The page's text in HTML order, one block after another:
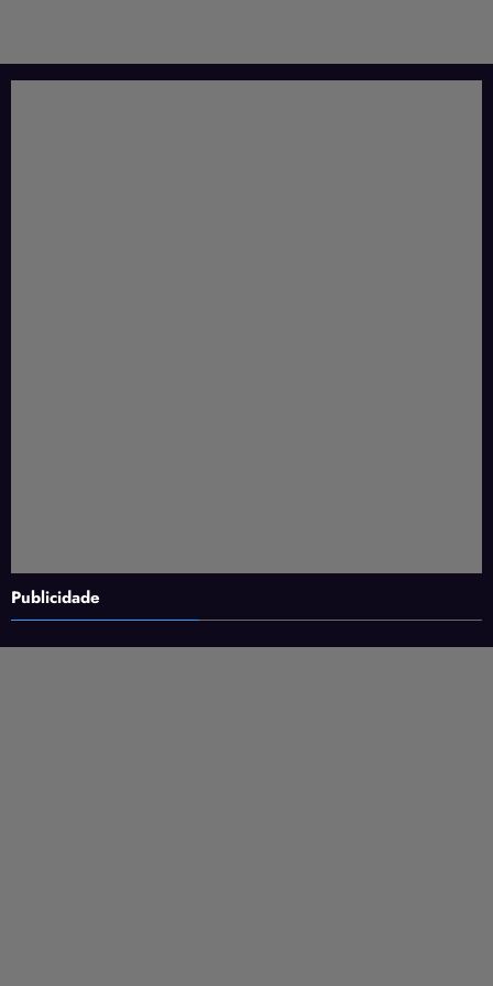
Publicidade